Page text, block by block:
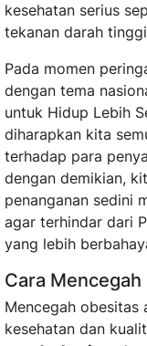
kesehatan serius
tekanan darah
Pada momen
dengan tema
untuk Hidup Lebih
diharapkan kita
terhadap para
dengan demikian,
penanganan sedini
agar terhindar dari
yang lebih
Cara
Mencegah obesitas
kesehatan dan